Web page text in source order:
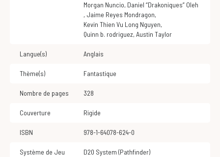
Morgan Nuncio,
Daniel “Drakoniques” Oleh
,
Jaime Reyes Mondragon,
Kevin Thien Vu Long Nguyen,
quinn b. rodriguez, Austin Taylor
Langue(s) Anglais
Thème(s) Fantastique
Nombre de pages 328
Couverture Rigide
ISBN 978-1-64078-624-0
Système de Jeu d20 System (Pathfinder)